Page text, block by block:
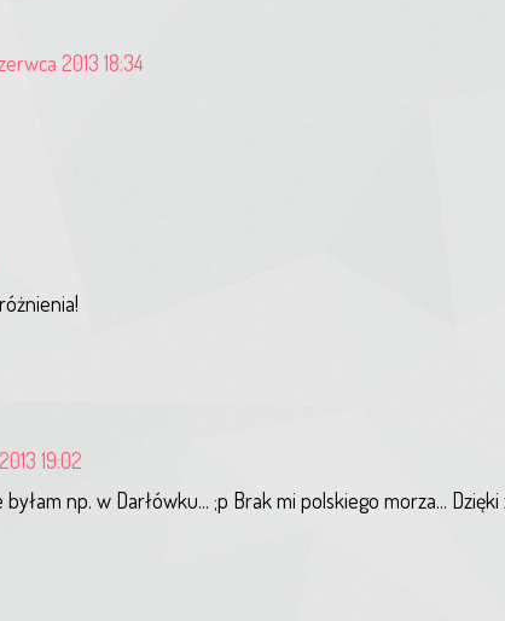
2013 18:34
19:02
np. w Darłówku... ;p Brak mi polskiego morza...